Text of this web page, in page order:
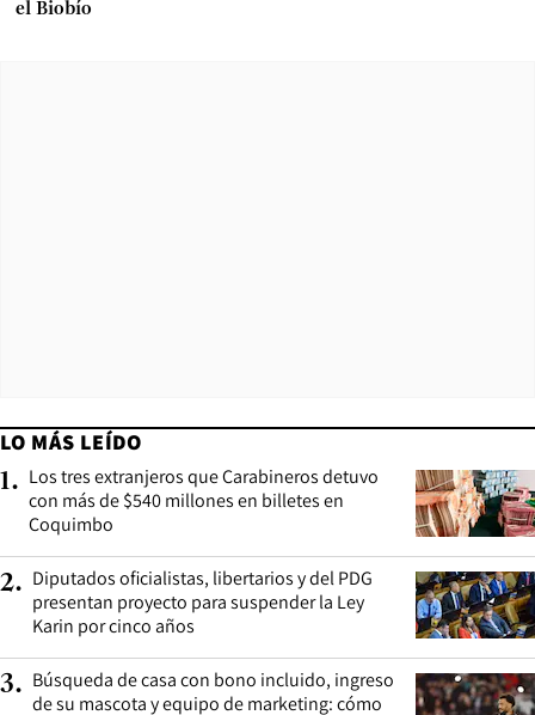
el Biobío
LO MÁS LEÍDO
1. Los tres extranjeros que Carabineros detuvo
con más de $540 millones en billetes en
Coquimbo
2. Diputados oficialistas, libertarios y del PDG
presentan proyecto para suspender la Ley
Karin por cinco años
3. Búsqueda de casa con bono incluido, ingreso
de su mascota y equipo de marketing: cómo